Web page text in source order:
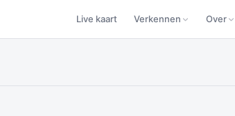
Live kaart Verkennen Over